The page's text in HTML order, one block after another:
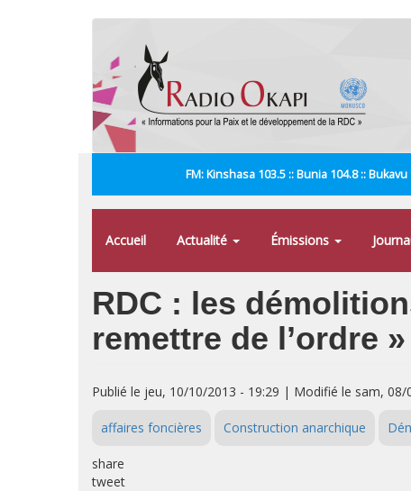
FM: Kinshasa 103.5 :: Bunia 104.8 ::
Accueil Actualité Émissions
RDC : les
remettre de l’ordre »
Publié le jeu, 10/10/2013 - 19:29 | Modifié le sam, 08/
affaires foncières Construction anarchique
share
tweet